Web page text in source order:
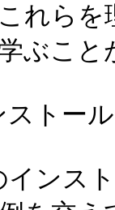
れら
ぶこと
トー
ンス